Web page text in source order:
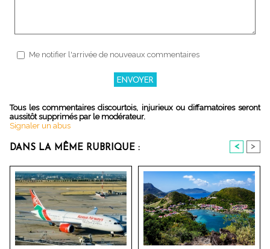
Me notifier l'arrivée de nouveaux commentaires
Tous les commentaires discourtois, injurieux ou diffamatoires seront
aussitôt supprimés par le modérateur.
Signaler un abus
DANS LA MÊME RUBRIQUE : < >